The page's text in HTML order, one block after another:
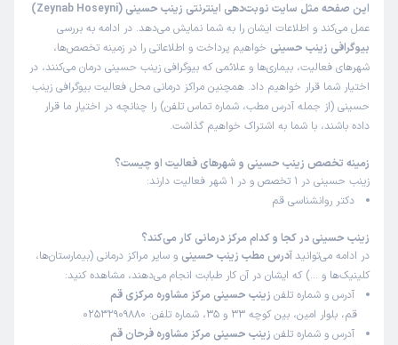
این صفحه مثل سایت نوبت‌دهی اینترنتی زینب حسینی (Zeynab Hoseyni)
عمل می‌کند و اطلاعات ایشان را به شما نمایش می‌دهد. در ادامه به بررسی
بیوگرافی زینب حسینی خواهیم پرداخت و اطلاعاتی را در زمینه تخصص‌ها،
شهرهای فعالیت، بیماری‌ها و علائمی که بیوگرافی زینب حسینی درمان می‌کنند، در
اختیار شما قرار خواهیم داد. همچنین مراکز درمانی محل فعالیت بیوگرافی زینب
حسینی (از جمله آدرس مطب، شماره تماس تلفن) را چنانچه در اختیار ما قرار
داده باشند، با شما به اشتراک خواهیم گذاشت.
زمینه تخصص زینب حسینی و شهرهای فعالیت او چیست؟
زینب حسینی در 1 تخصص و در 1 شهر فعالیت دارند:
دکتر روانشناسی قم
زینب حسینی در کجا و کدام مرکز درمانی کار می‌کند؟
در ادامه می‌توانید آدرس مطب زینب حسینی و سایر مراکز درمانی (بیمارستان‌ها،
کلینیک‌ها و …) که ایشان در آن کار طبابت انجام می‌دهند، مشاهده کنید:
آدرس و شماره تلفن زینب حسینی مرکز مشاوره مرکزی قم
قم، بلوار امین، بین کوچه 33 و 35، شماره تلفن: 02532909880
آدرس و شماره تلفن زینب حسینی مرکز مشاوره فرحان قم